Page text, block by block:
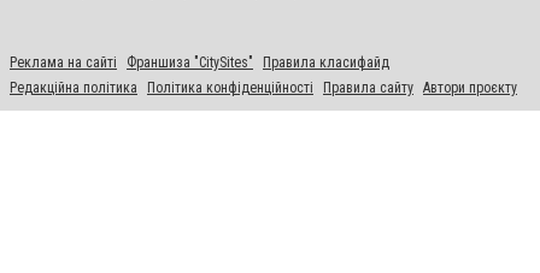
Реклама на сайті Франшиза "CitySites"
Правила класифайд
Редакційна політика
Політика конфіденційності Правила сайту Автори проєкту